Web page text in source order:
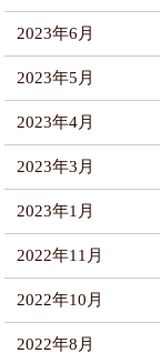
2023年6月
2023年5月
2023年4月
2023年3月
2023年1月
2022年11月
2022年10月
2022年8月